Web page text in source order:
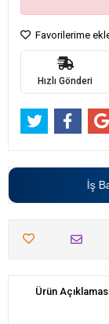
Favorilerime
Hızlı Gönderi
İş
Ürün